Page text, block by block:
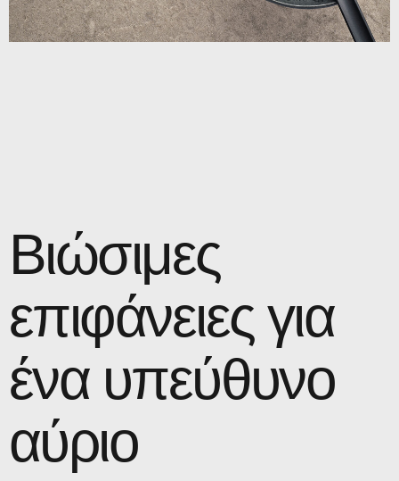
Βιώσιμες
επιφάνειες για
ένα υπεύθυνο
αύριο